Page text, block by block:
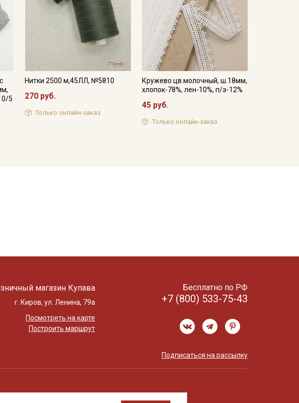
5
Нитки 2500 м,45ЛЛ, №5810
270 руб.
Только онлайн-заказ
Кружево цв.молочный, ш.18мм,
хлопок-78%, лен-10%, п/э-12%
45 руб.
Только онлайн-заказ
магазин Купава
г. Киров, ул. Ленина, 79а
Посмотреть на карте
Построить маршрут
Бесплатно по РФ
+7 (800) 533-75-43
Подписаться на рассылку